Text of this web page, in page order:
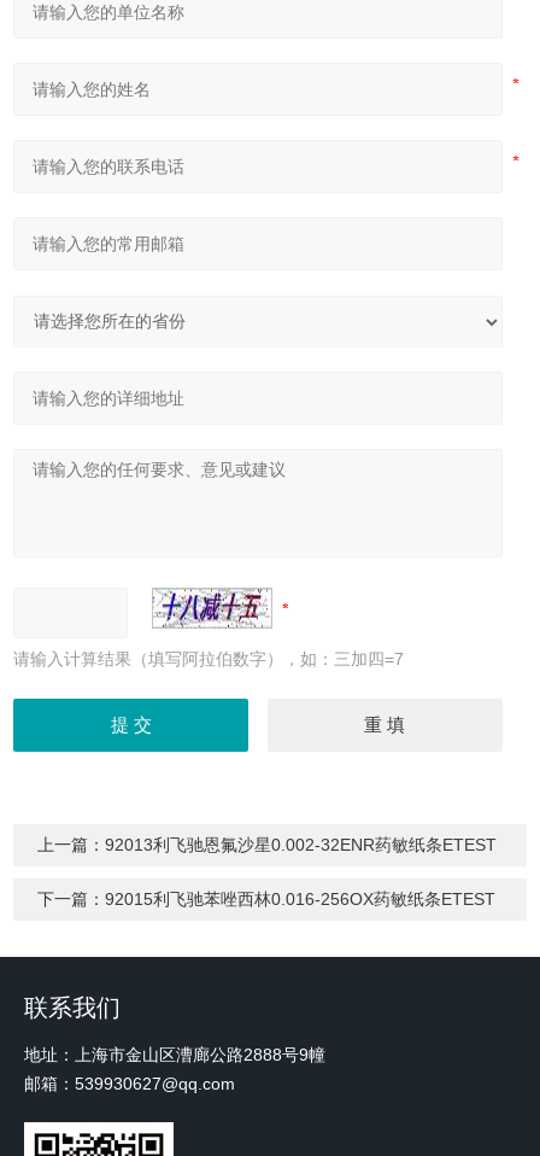
请输入计算结果（填写阿拉伯数字），如：三加四=7
上一篇：92013利飞驰恩氟沙星0.002-32ENR药敏纸条ETEST
下一篇：92015利飞驰苯唑西林0.016-256OX药敏纸条ETEST
联系我们
地址：上海市金山区漕廊公路2888号9幢
邮箱：539930627@qq.com